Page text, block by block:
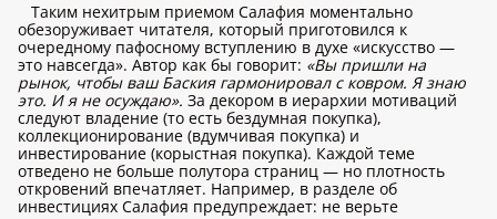
Таким нехитрым приемом Салафия моментально
обезоруживает читателя, который приготовился к
очередному пафосному вступлению в духе «искусство —
это навсегда». Автор как бы говорит: «Вы пришли на
рынок, чтобы ваш Баския гармонировал с ковром. Я знаю
это. И я не осуждаю». За декором в иерархии мотиваций
следуют владение (то есть бездумная покупка),
коллекционирование (вдумчивая покупка) и
инвестирование (корыстная покупка). Каждой теме
отведено не больше полутора страниц — но плотность
откровений впечатляет. Например, в разделе об
инвестициях Салафия предупреждает: не верьте